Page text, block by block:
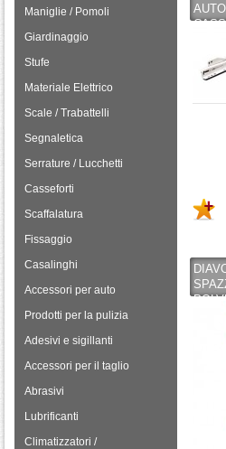
Maniglie / Pomoli
Giardinaggio
Stufe
Materiale Elettrico
Scale / Trabattelli
Segnaletica
Serrature / Lucchetti
Casseforti
Scaffalatura
Fissaggio
Casalinghi
Accessori per auto
Prodotti per la pulizia
Adesivi e sigillanti
Accessori per il taglio
Abrasivi
Lubrificanti
Climatizzatori /